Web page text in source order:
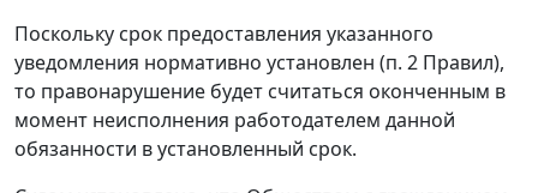
Поскольку срок предоставления указанного
уведомления нормативно установлен (п. 2 Правил),
то правонарушение будет считаться оконченным в
момент неисполнения работодателем данной
обязанности в установленный срок.